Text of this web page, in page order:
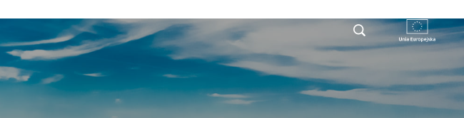
DLA TURYSTY DLA PRZEDSIĘBIORCY KONTAKT
NA WYMIANĘ ŹRÓDŁA CIEPŁA